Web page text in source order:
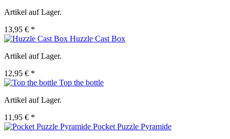
Artikel auf Lager.
13,95 € *
Huzzle Cast Box
Artikel auf Lager.
12,95 € *
Top the bottle
Artikel auf Lager.
11,95 € *
Pocket Puzzle Pyramide